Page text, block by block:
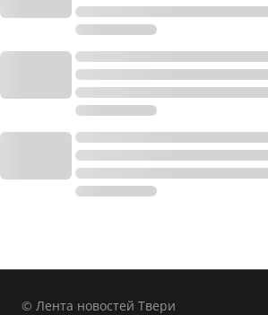
© Лента новостей Твери